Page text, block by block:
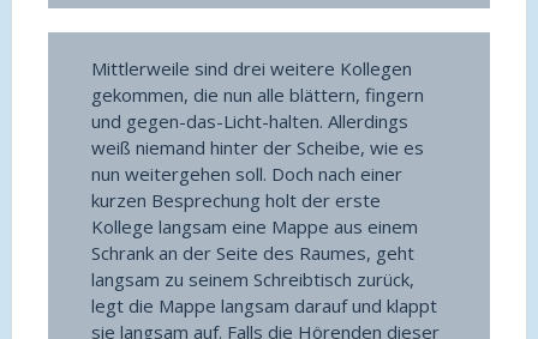
Mittlerweile sind drei weitere Kollegen
gekommen, die nun alle blättern, fingern
und gegen-das-Licht-halten. Allerdings
weiß niemand hinter der Scheibe, wie es
nun weitergehen soll. Doch nach einer
kurzen Besprechung holt der erste
Kollege langsam eine Mappe aus einem
Schrank an der Seite des Raumes, geht
langsam zu seinem Schreibtisch zurück,
legt die Mappe langsam darauf und klappt
sie langsam auf. Falls die Hörenden dieser